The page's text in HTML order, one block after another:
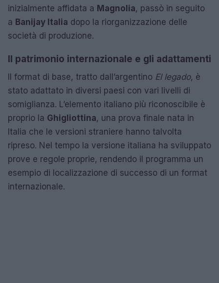
inizialmente affidata a Magnolia, passò in seguito
a Banijay Italia dopo la riorganizzazione delle
società di produzione.
Il patrimonio internazionale e gli adattamenti
Il format di base, tratto dall’argentino El legado, è
stato adattato in diversi paesi con vari livelli di
somiglianza. L’elemento italiano più riconoscibile è
proprio la Ghigliottina, una prova finale nata in
Italia che le versioni straniere hanno talvolta
ripreso. Nel tempo la versione italiana ha sviluppato
prove e regole proprie, rendendo il programma un
esempio di localizzazione di successo di un format
internazionale.